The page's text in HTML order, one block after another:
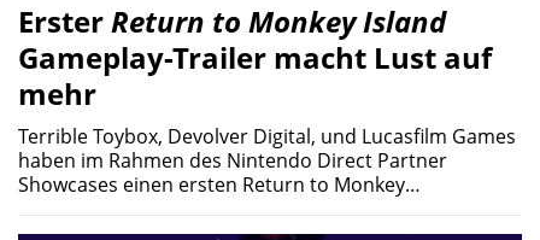
ErsterReturn to Monkey Island
Gameplay-Trailer macht Lust auf
mehr
Terrible Toybox, Devolver Digital, und Lucasfilm Games
haben im Rahmen des Nintendo Direct Partner
Showcases einen ersten Return to Monkey…